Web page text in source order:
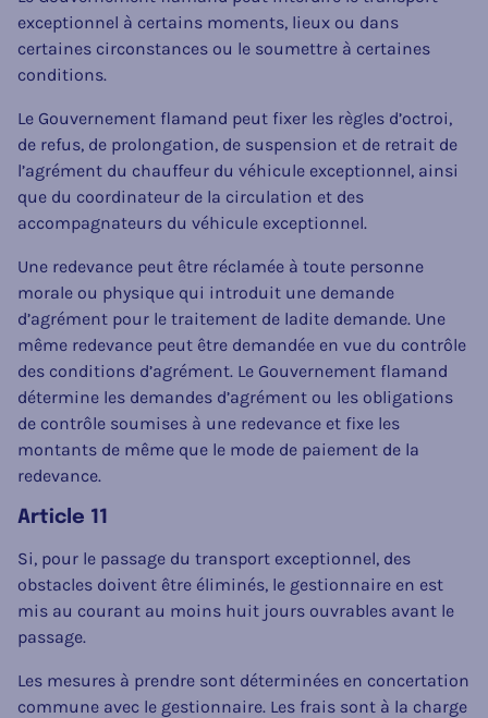
exceptionnel à certains moments, lieux ou dans
certaines circonstances ou le soumettre à certaines
conditions.
Le Gouvernement flamand peut fixer les règles d’octroi,
de refus, de prolongation, de suspension et de retrait de
l’agrément du chauffeur du véhicule exceptionnel, ainsi
que du coordinateur de la circulation et des
accompagnateurs du véhicule exceptionnel.
Une redevance peut être réclamée à toute personne
morale ou physique qui introduit une demande
d’agrément pour le traitement de ladite demande. Une
même redevance peut être demandée en vue du contrôle
des conditions d’agrément. Le Gouvernement flamand
détermine les demandes d’agrément ou les obligations
de contrôle soumises à une redevance et fixe les
montants de même que le mode de paiement de la
redevance.
Article 11
Si, pour le passage du transport exceptionnel, des
obstacles doivent être éliminés, le gestionnaire en est
mis au courant au moins huit jours ouvrables avant le
passage.
Les mesures à prendre sont déterminées en concertation
commune avec le gestionnaire. Les frais sont à la charge